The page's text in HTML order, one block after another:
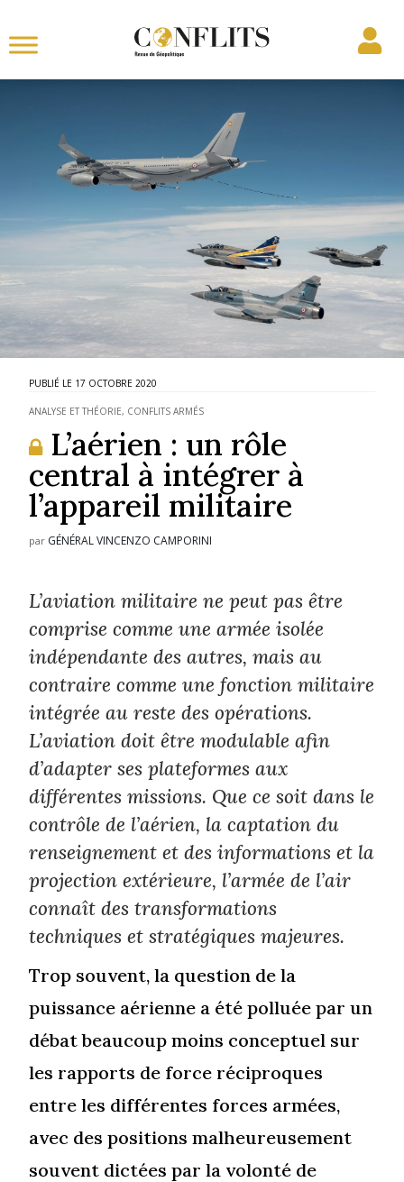
17 OCTOBRE 2020
ANALYSE ET THÉORIE, CONFLITS ARMÉS
L’aérien : un rôle
central à intégrer à
l’appareil militaire
par GÉNÉRAL VINCENZO CAMPORINI
L’aviation militaire ne peut pas être
comprise comme une armée isolée
indépendante des autres, mais au
contraire comme une fonction militaire
intégrée au reste des opérations.
L’aviation doit être modulable afin
d’adapter ses plateformes aux
différentes missions. Que ce soit dans le
contrôle de l’aérien, la captation du
renseignement et des informations et la
projection extérieure, l’armée de l’air
connaît des transformations
techniques et stratégiques majeures.
Trop souvent, la question de la
puissance aérienne a été polluée par un
débat beaucoup moins conceptuel sur
les rapports de force réciproques
entre les différentes forces armées,
avec des positions malheureusement
souvent dictées par la volonté de